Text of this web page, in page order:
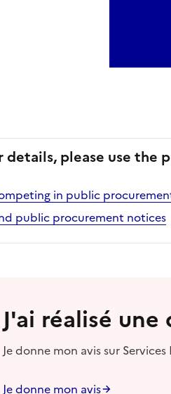
details, please use the
in public
public procurement notices
J'ai réalisé
Je donne mon avis sur
Je donne mon avis